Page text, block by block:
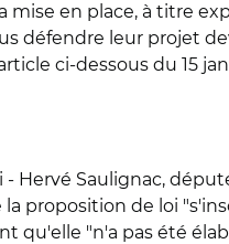
en place, à titre
défendre leur projet
ci-dessous du 15
Hervé Saulignac,
proposition de loi
qu'elle "n'a pas été